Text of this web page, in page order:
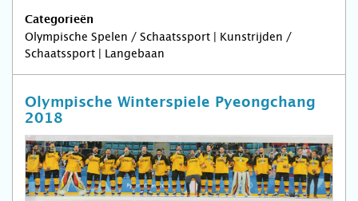
Categorieën
Olympische Spelen / Schaatssport | Kunstrijden /
Schaatssport | Langebaan
Olympische Winterspiele Pyeongchang
2018